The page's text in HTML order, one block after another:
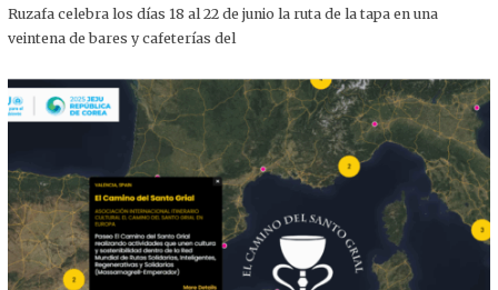
I
O
0
2
5
Ruzafa celebra los días 18 al 22 de junio la ruta de la tapa en una
veintena de bares y cafeterías del